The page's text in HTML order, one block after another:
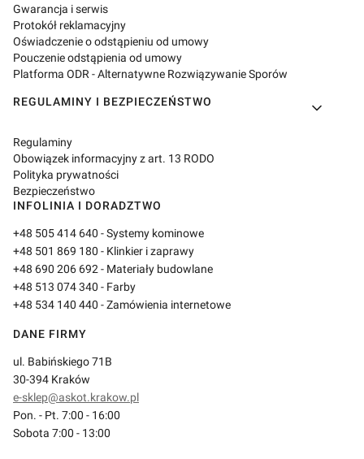
Gwarancja i serwis
Protokół reklamacyjny
Oświadczenie o odstąpieniu od umowy
Pouczenie odstąpienia od umowy
Platforma ODR - Alternatywne Rozwiązywanie Sporów
REGULAMINY I BEZPIECZEŃSTWO
Regulaminy
Obowiązek informacyjny z art. 13 RODO
Polityka prywatności
Bezpieczeństwo
INFOLINIA I DORADZTWO
+48 505 414 640 - Systemy kominowe
+48 501 869 180 - Klinkier i zaprawy
+48 690 206 692 - Materiały budowlane
+48 513 074 340 - Farby
+48 534 140 440 - Zamówienia internetowe
DANE FIRMY
ul. Babińskiego 71B
30-394 Kraków
e-sklep@askot.krakow.pl
Pon. - Pt. 7:00 - 16:00
Sobota 7:00 - 13:00